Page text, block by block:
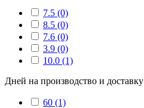
7.5 (0)
8.5 (0)
7.6 (0)
3.9 (0)
10.0 (1)
Дней на производство и доставку
60 (1)